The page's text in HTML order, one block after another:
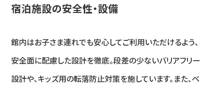
宿泊施設の安全性・設備
館内はお子さま連れでも安心してご利用いただけるよう、
安全面に配慮した設計を徹底。段差の少ないバリアフリー
設計や、キッズ用の転落防止対策を施しています。また、ベ